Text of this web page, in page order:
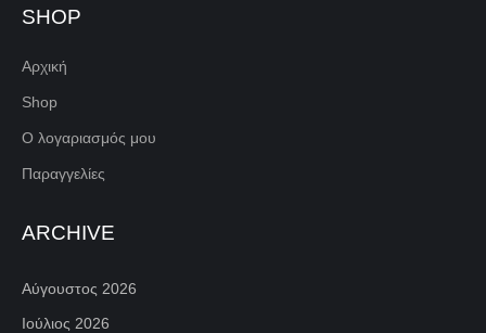
SHOP
Αρχική
Shop
Ο λογαριασμός μου
Παραγγελίες
ARCHIVE
Αύγουστος 2026
Ιούλιος 2026